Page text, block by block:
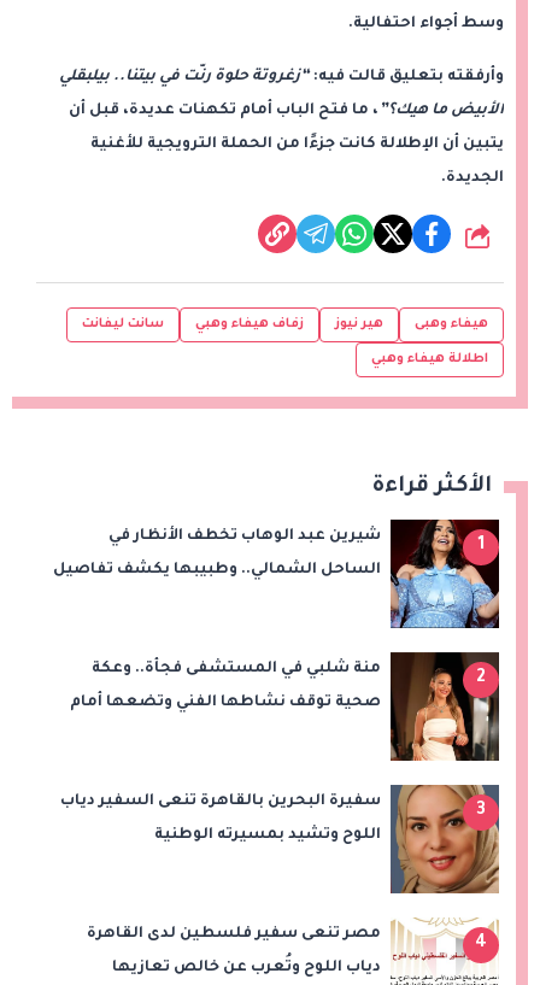
وسط أجواء احتفالية.
وأرفقته بتعليق قالت فيه:“زغروتة حلوة رنّت في بيتنا.. بيلبقلي
الأبيض ما هيك؟” ، ما فتح الباب أمام تكهنات عديدة، قبل أن
يتبين أن الإطلالة كانت جزءًا من الحملة الترويجية للأغنية
الجديدة.
شارك
هيفاء وهبى هير نيوز زفاف هيفاء وهبي سانت ليفانت
اطلالة هيفاء وهبي
الأكثر قراءة
1
شيرين عبد الوهاب تخطف الأنظار في
الساحل الشمالي.. وطبيبها يكشف تفاصيل
2
منة شلبي في المستشفى فجأة.. وعكة
صحية توقف نشاطها الفني وتضعها أمام
3
سفيرة البحرين بالقاهرة تنعى السفير دياب
اللوح وتشيد بمسيرته الوطنية
4
مصر تنعى سفير فلسطين لدى القاهرة
دياب اللوح وتُعرب عن خالص تعازيها